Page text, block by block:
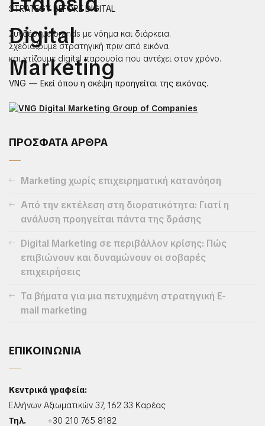
STRATEGY BEFORE DIGITAL
Συνδέουμε brands με νόημα και διάρκεια.
Σχεδιάζουμε στρατηγική πριν από εικόνα
και χτίζουμε digital παρουσία που αντέχει στον χρόνο.
VNG — Εκεί όπου η σκέψη προηγείται της εικόνας.
ΠΡΟΣΦΑΤΑ ΑΡΘΡΑ
Marketing χωρίς επιχειρηματική κατανόηση
Από την εκτέλεση στη διορατικότητα: Γιατί η
ανάλυση προηγείται πάντα της δράσης
Digital Marketing σε περιβάλλον κρίσης: Πώς
επιβιώνουν και δυναμώνουν οι σοβαρές
επιχειρήσεις
Τα βήματα για μια πετυχημένη στρατηγική E-
mail marketing
ΕΠΙΚΟΙΝΩΝΙΑ
Κεντρικά γραφεία:
Ελλήνων Αξιωματικών 37, 162 33 Καρέας
Τηλ.
+30 210 765 8182